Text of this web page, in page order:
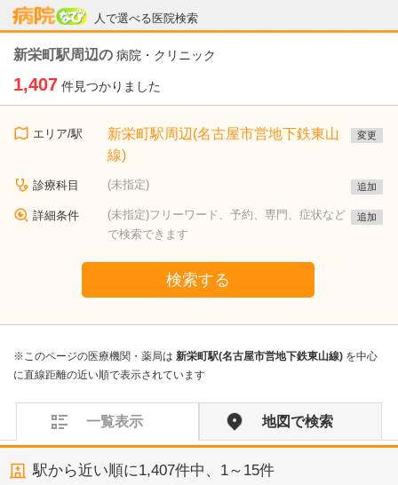
人で選べる医院検索
病院なび
新栄町駅周辺の 病院・クリニック
1,407 件見つかりました
エリア/駅
新栄町駅周辺(名古屋市営地下鉄東山
線)
変更
診療科目 (未指定) 追加
詳細条件
(未指定)フリーワード、予約、専門、症状など
で検索できます
追加
検索する
※このページの医療機関・薬局は 新栄町駅(名古屋市営地下鉄東山線) を中心
に直線距離の近い順で表示されています
一覧表示 地図で検索
駅から近い順に1,407件中、 1～15件